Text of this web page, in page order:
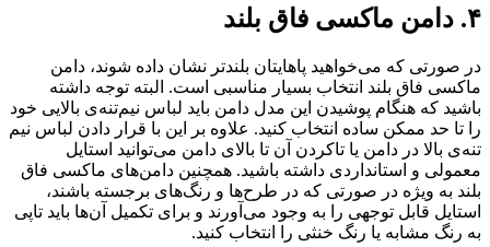
۴. دامن ماکسی فاق بلند
در صورتی که می‌خواهید پاهایتان بلندتر نشان داده شوند، دامن
ماکسی فاق بلند انتخاب بسیار مناسبی است. البته توجه داشته
باشید که هنگام پوشیدن این مدل دامن باید لباس نیم‌تنه‌ی بالایی خود
را تا حد ممکن ساده انتخاب کنید. علاوه بر این با قرار دادن لباس نیم
تنه‌ی بالا در دامن یا تاکردن آن تا بالای دامن می‌توانید استایل
معمولی و استانداردی داشته باشید. همچنین دامن‌های ماکسی فاق
بلند به ویژه در صورتی که در طرح‌ها و رنگ‌های برجسته باشند،
استایل قابل توجهی را به وجود می‌آورند و برای تکمیل آن‌ها باید تاپی
به رنگ مشابه یا رنگ خنثی را انتخاب کنید.